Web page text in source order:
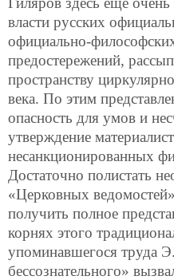
власти русских
официально-
предостережений,
пространству
века. По этим
опасность для умов и
утверждение
несанкционированных
Достаточно полистать
«Церковных
получить полное
корнях этого
упоминавшегося труда
бессознательного»